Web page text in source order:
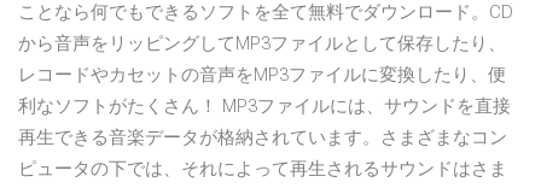
ことなら何でもできるソフトを全て無料でダウンロード。CD
から音声をリッピングしてMP3ファイルとして保存したり、
レコードやカセットの音声をMP3ファイルに変換したり、便
利なソフトがたくさん！ MP3ファイルには、サウンドを直接
再生できる音楽データが格納されています。さまざまなコン
ピュータの下では、それによって再生されるサウンドはさま